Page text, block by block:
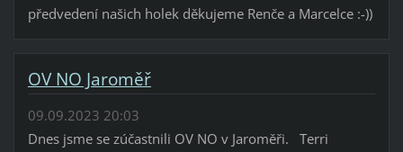
předvedení našich holek děkujeme Renče a Marcelce :-))
OV NO Jaroměř
09.09.2023 20:03
Dnes jsme se zúčastnili OV NO v Jaroměři. Terri